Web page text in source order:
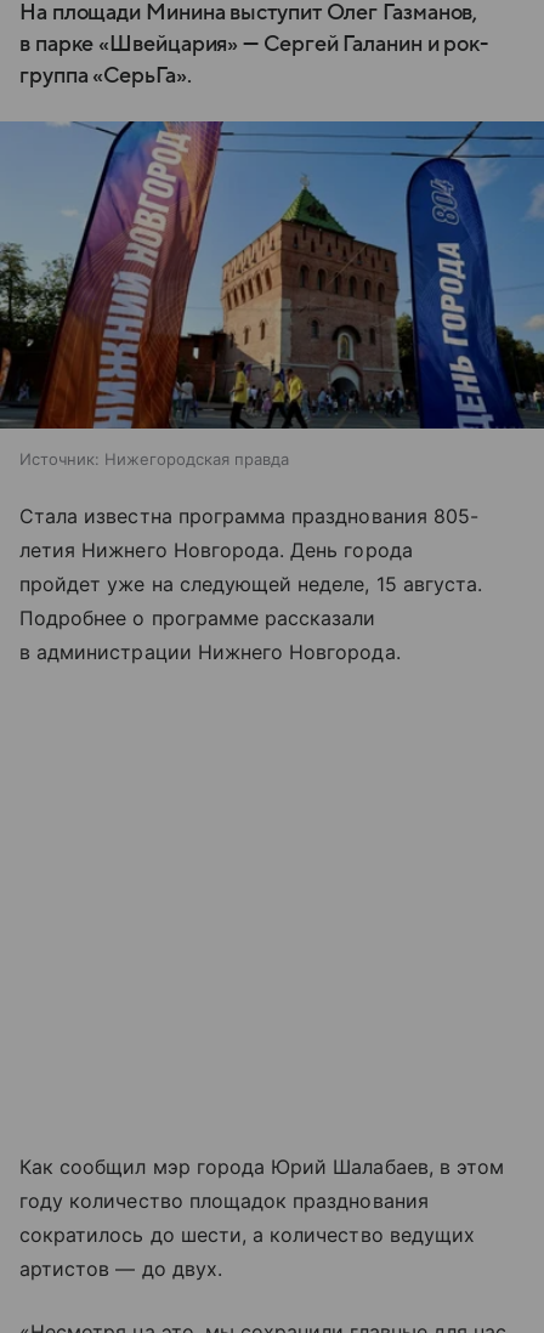
На площади Минина выступит Олег Газманов,
в парке «Швейцария» — Сергей Галанин и рок-
группа «СерьГа».
Источник: Нижегородская правда
Стала известна программа празднования 805-
летия Нижнего Новгорода. День города
пройдет уже на следующей неделе, 15 августа.
Подробнее о программе рассказали
в администрации Нижнего Новгорода.
Как сообщил мэр города Юрий Шалабаев, в этом
году количество площадок празднования
сократилось до шести, а количество ведущих
артистов — до двух.